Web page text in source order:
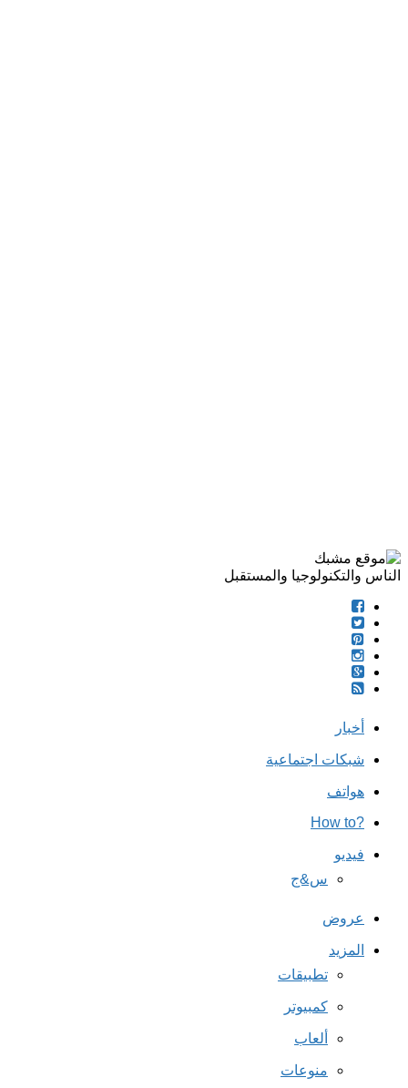
الناس والتكنولوجيا والمستقبل
أخبار
شبكات اجتماعية
هواتف
?How to
فيديو
س&ج
عروض
المزيد
تطبيقات
كمبيوتر
ألعاب
منوعات